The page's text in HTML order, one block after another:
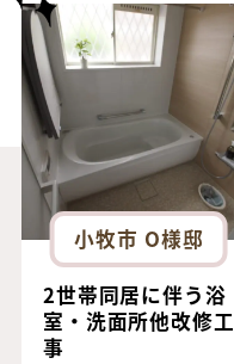
小牧市 O様邸
2世帯同居に伴う浴
室・洗面所他改修工
事